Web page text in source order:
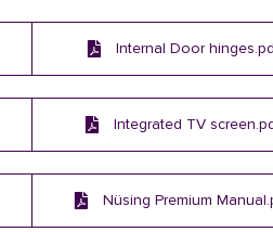
Internal Door
Integrated TV
Nüsing Premium